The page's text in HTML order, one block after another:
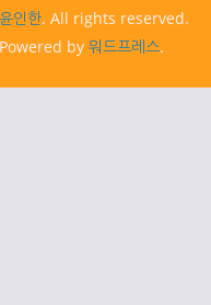
인한. All rights reserved.
by 워드프레스.